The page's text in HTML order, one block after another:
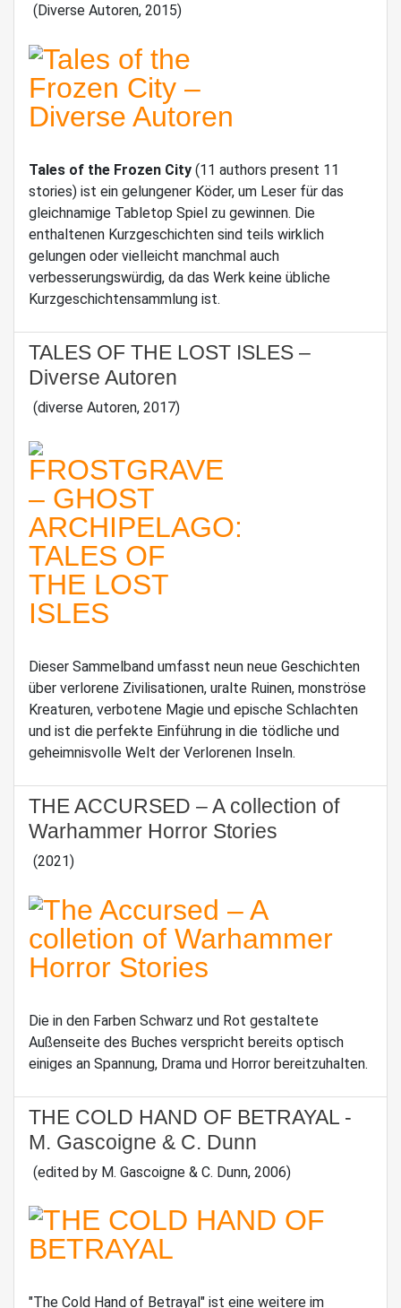
(Diverse Autoren, 2015)
Tales of the Frozen City (11 authors present 11
stories) ist ein gelungener Köder, um Leser für das
gleichnamige Tabletop Spiel zu gewinnen. Die
enthaltenen Kurzgeschichten sind teils wirklich
gelungen oder vielleicht manchmal auch
verbesserungswürdig, da das Werk keine übliche
Kurzgeschichtensammlung ist.
TALES OF THE LOST ISLES –
Diverse Autoren
(diverse Autoren, 2017)
Dieser Sammelband umfasst neun neue Geschichten
über verlorene Zivilisationen, uralte Ruinen, monströse
Kreaturen, verbotene Magie und epische Schlachten
und ist die perfekte Einführung in die tödliche und
geheimnisvolle Welt der Verlorenen Inseln.
THE ACCURSED – A collection of
Warhammer Horror Stories
(2021)
Die in den Farben Schwarz und Rot gestaltete
Außenseite des Buches verspricht bereits optisch
einiges an Spannung, Drama und Horror bereitzuhalten.
THE COLD HAND OF BETRAYAL -
M. Gascoigne & C. Dunn
(edited by M. Gascoigne & C. Dunn, 2006)
"The Cold Hand of Betrayal" ist eine weitere im